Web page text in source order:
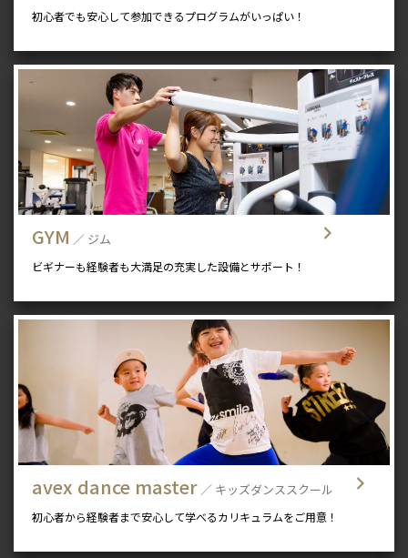
初心者でも安心して参加できるプログラムがいっぱい！
GYM ／ ジム
ビギナーも経験者も大満足の充実した設備とサポート！
avex dance master ／ キッズダンススクール
初心者から経験者まで安心して学べるカリキュラムをご用意！